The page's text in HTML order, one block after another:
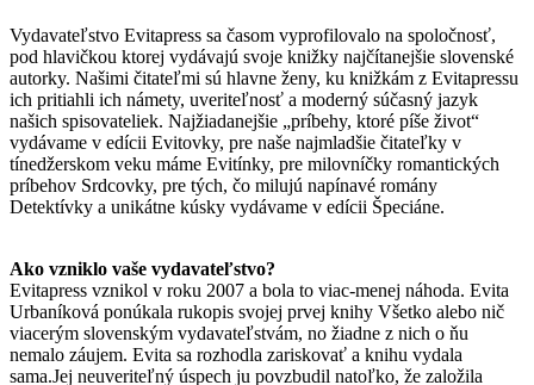
Vydavateľstvo Evitapress sa časom vyprofilovalo na spoločnosť,
pod hlavičkou ktorej vydávajú svoje knižky najčítanejšie slovenské
autorky. Našimi čitateľmi sú hlavne ženy, ku knižkám z Evitapressu
ich pritiahli ich námety, uveriteľnosť a moderný súčasný jazyk
našich spisovateliek. Najžiadanejšie „príbehy, ktoré píše život“
vydávame v edícii Evitovky, pre naše najmladšie čitateľky v
tínedžerskom veku máme Evitínky, pre milovníčky romantických
príbehov Srdcovky, pre tých, čo milujú napínavé romány
Detektívky a unikátne kúsky vydávame v edícii Špeciáne.
Ako vzniklo vaše vydavateľstvo?
Evitapress vznikol v roku 2007 a bola to viac-menej náhoda. Evita
Urbaníková ponúkala rukopis svojej prvej knihy Všetko alebo nič
viacerým slovenským vydavateľstvám, no žiadne z nich o ňu
nemalo záujem. Evita sa rozhodla zariskovať a knihu vydala
sama.Jej neuveriteľný úspech ju povzbudil natoľko, že založila